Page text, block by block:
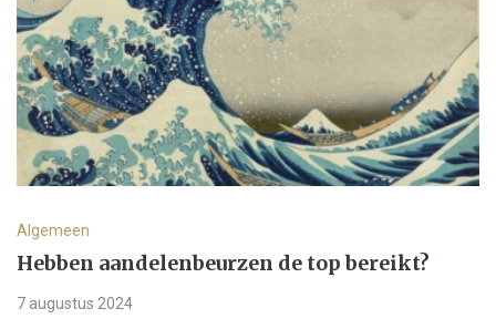
Algemeen
Hebben aandelenbeurzen de top bereikt?
7 augustus 2024